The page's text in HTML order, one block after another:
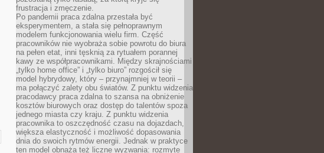
frustracja i zmęczenie.
Po pandemii praca zdalna przestała być
eksperymentem, a stała się pełnoprawnym
modelem funkcjonowania wielu firm. Część
pracowników nie wyobraża sobie powrotu do biura
na pełen etat, inni tęsknią za rytuałem porannej
kawy ze współpracownikami. Między skrajnościami
„tylko home office” i „tylko biuro” rozgościł się
model hybrydowy, który – przynajmniej w teorii –
ma połączyć zalety obu światów. Z punktu widzenia
pracodawcy praca zdalna to szansa na obniżenie
kosztów biurowych oraz dostęp do talentów spoza
jednego miasta czy kraju. Z punktu widzenia
pracownika to oszczędność czasu na dojazdach,
większa elastyczność i możliwość dopasowania
dnia do swoich rytmów energii. Jednak w praktyce
ten model obnaża też liczne wyzwania: rozmyte